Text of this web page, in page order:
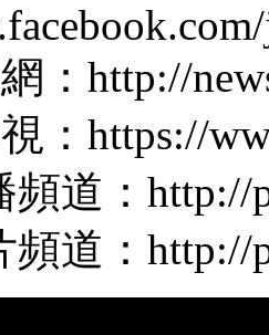
：http://
：https://
頻道：http://
頻道：http://